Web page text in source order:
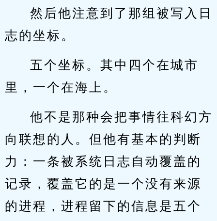
然后他注意到了那组被写入日
志的坐标。
五个坐标。其中四个在城市
里，一个在海上。
他不是那种会把事情往科幻方
向联想的人。但他有基本的判断
力：一条被系统日志自动覆盖的
记录，覆盖它的是一个没有来源
的进程，进程留下的信息是五个